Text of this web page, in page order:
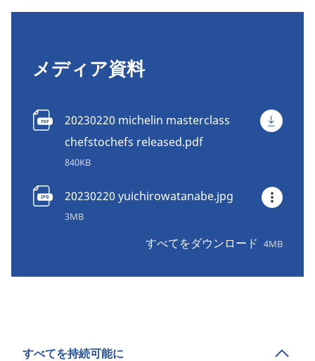
メディア資料
20230220 michelin masterclass
chefstochefs released.pdf
840KB
20230220 yuichirowatanabe.jpg
3MB
すべてをダウンロード 4MB
すべてを持続可能に